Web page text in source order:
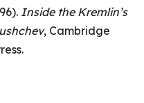
Inside the Kremlin’s
, Cambridge